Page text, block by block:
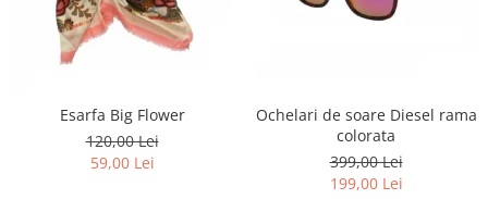
Esarfa Big Flower
120,00 Lei
59,00 Lei
Ochelari de soare Diesel rama
colorata
399,00 Lei
199,00 Lei